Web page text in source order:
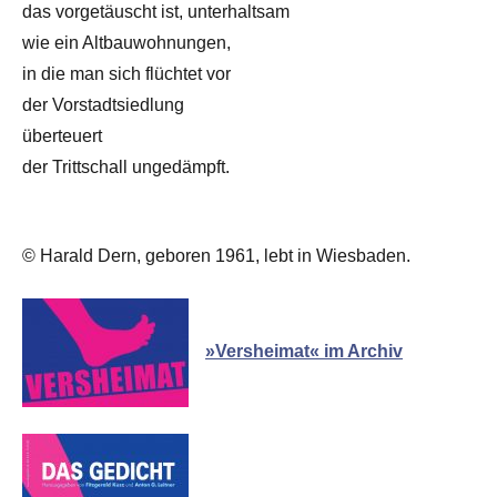
das vorgetäuscht ist, unterhaltsam
wie ein Altbauwohnungen,
in die man sich flüchtet vor
der Vorstadtsiedlung
überteuert
der Trittschall ungedämpft.
© Harald Dern, geboren 1961, lebt in Wiesbaden.
»Versheimat« im Archiv